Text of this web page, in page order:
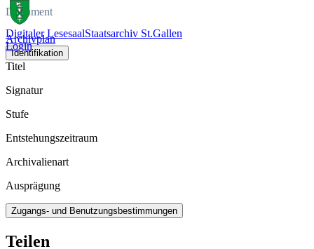
Digitaler LesesaalStaatsarchiv St.Gallen
Login
Dokument
Archivplan
Identifikation
Titel
Signatur
Stufe
Entstehungszeitraum
Archivalienart
Ausprägung
Zugangs- und Benutzungsbestimmungen
Teilen